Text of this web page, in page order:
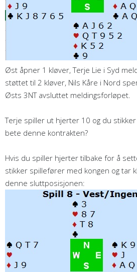
Øst åpner 1 kløver, Terje Lie i Syd
støttet til 2 kløver, Nils Kåre i Nord
Østs 3NT avsluttet meldingsforløpet.
Terje spiller ut hjerter 10 og du
bete denne kontrakten?
Hvis du spiller hjerter tilbake for å
stikker spillefører med kongen og tar
denne sluttposisjonen: